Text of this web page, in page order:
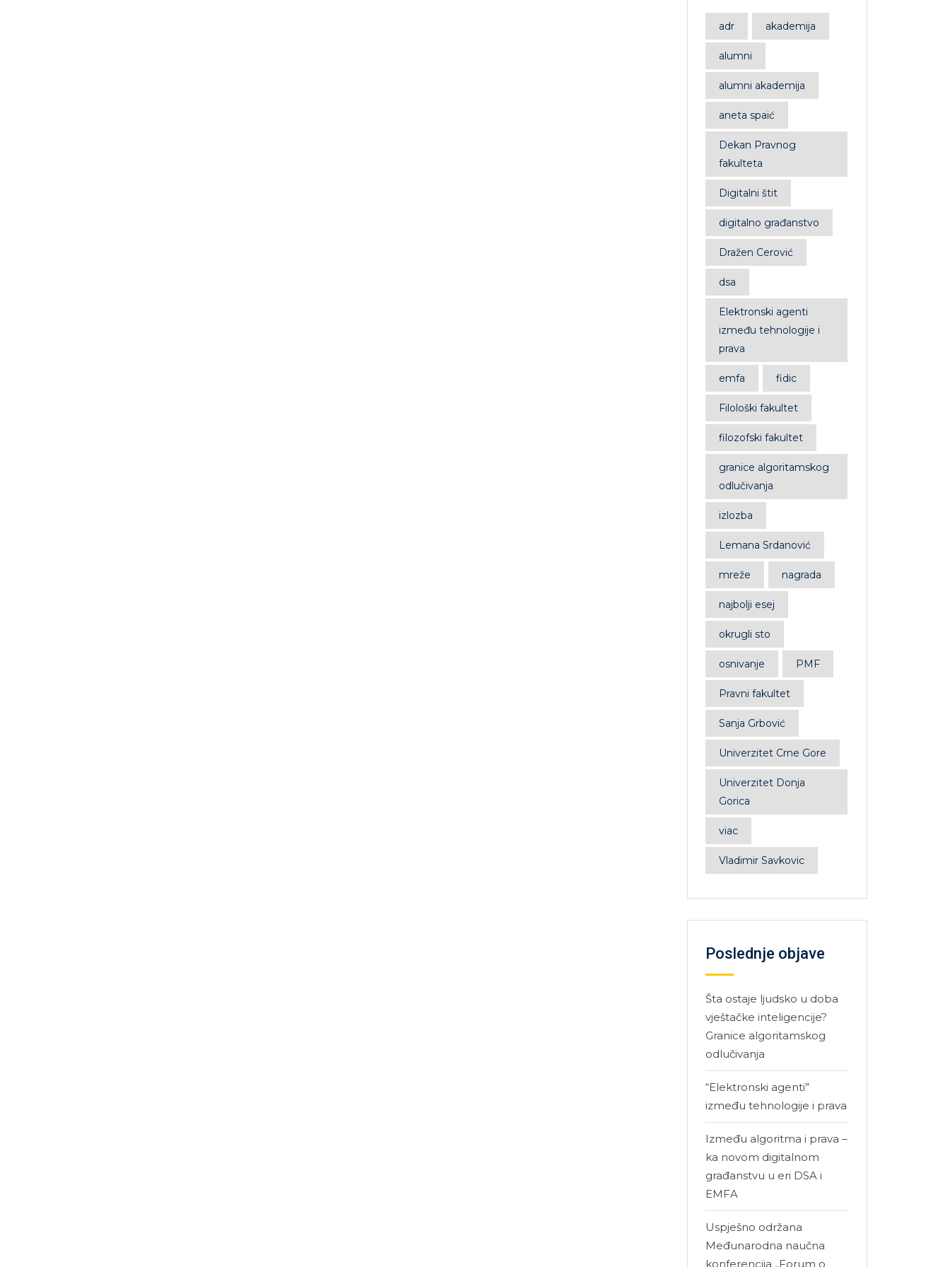
adr akademija
alumni
alumni akademija
aneta spaić
Dekan Pravnog
fakulteta
Digitalni štit
digitalno građanstvo
Dražen Cerović
dsa
Elektronski agenti
između tehnologije i
prava
emfa fidic
Filološki fakultet
filozofski fakultet
granice algoritamskog
odlučivanja
izlozba
Lemana Srdanović
mreže nagrada
najbolji esej
okrugli sto
osnivanje PMF
Pravni fakultet
Sanja Grbović
Univerzitet Crne Gore
Univerzitet Donja
Gorica
viac
Vladimir Savkovic
Poslednje objave
Šta ostaje ljudsko u doba
vještačke inteligencije?
Granice algoritamskog
odlučivanja
“Elektronski agenti”
između tehnologije i prava
Između algoritma i prava –
ka novom digitalnom
građanstvu u eri DSA i
EMFA
Uspješno održana
Međunarodna naučna
konferencija „Forum o